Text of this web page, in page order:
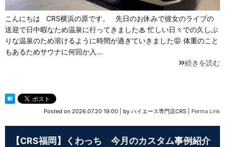
こんにちは CRS横浜の原です。 先日のお休みで彼女のライブの
送迎で日中暇なため温泉に行ってきました♨ 忙しい日々での久しぶ
りな温泉のため溶けるように時間が過ぎていきました😝 体重のこと
もあるためサウナに何回か入…
続きを読む
Posted on 2026.07.20 19:00 by ハイエース専門店CRS Perma Link
【CRS福岡】くわっち 今月のカスタム事例紹介